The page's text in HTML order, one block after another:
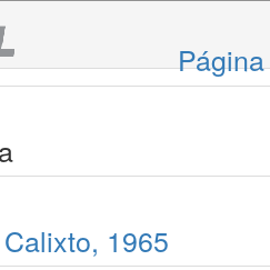
1965